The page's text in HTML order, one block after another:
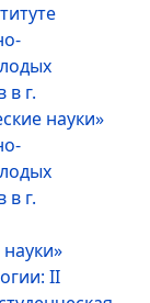
в г.
науки»
в г.
II